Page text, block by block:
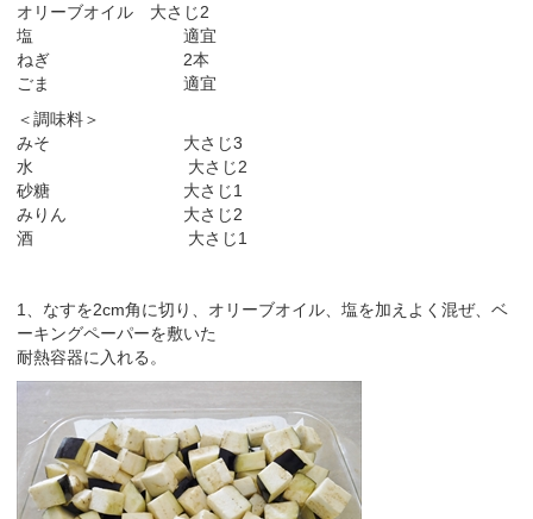
オリーブオイル 大さじ2
塩 適宜
ねぎ 2本
ごま 適宜
＜調味料＞
みそ 大さじ3
水 大さじ2
砂糖 大さじ1
みりん 大さじ2
酒 大さじ1
1、なすを2cm角に切り、オリーブオイル、塩を加えよく混ぜ、ベ
ーキングペーパーを敷いた
耐熱容器に入れる。